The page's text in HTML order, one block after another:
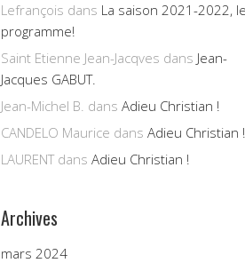
Lefrançois dans La saison 2021-2022, le
programme!
Saint Etienne Jean-Jacqves dans Jean-
Jacques GABUT.
Jean-Michel B. dans Adieu Christian !
CANDELO Maurice dans Adieu Christian !
LAURENTdans Adieu Christian !
Archives
mars 2024